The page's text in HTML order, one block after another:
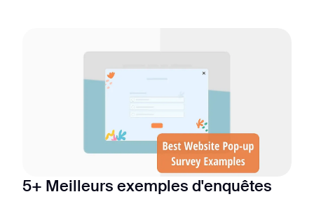
5+ Meilleurs exemples d'enquêtes